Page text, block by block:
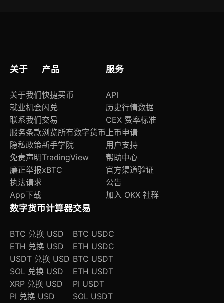
后，页面右下角提示点提供快速接入，提升响应效
关于
关于我们
就业机会
联系我们
服务条款
隐私政策
免责声明
廉正举报
执法请求
App下载
产品
快捷买币
闪兑
交易
浏览所有数字货币
新手学院
TradingView
xBTC
服务
API
历史行情数据
CEX 费率标准
上币申请
用户支持
帮助中心
官方渠道验证
公告
加入 OKX 社群
数字货币计算器
BTC 兑换 USD
ETH 兑换 USD
USDT 兑换 USD
SOL 兑换 USD
XRP 兑换 USD
PI 兑换 USD
交易
BTC USDC
ETH USDC
BTC USDT
ETH USDT
PI USDT
SOL USDT